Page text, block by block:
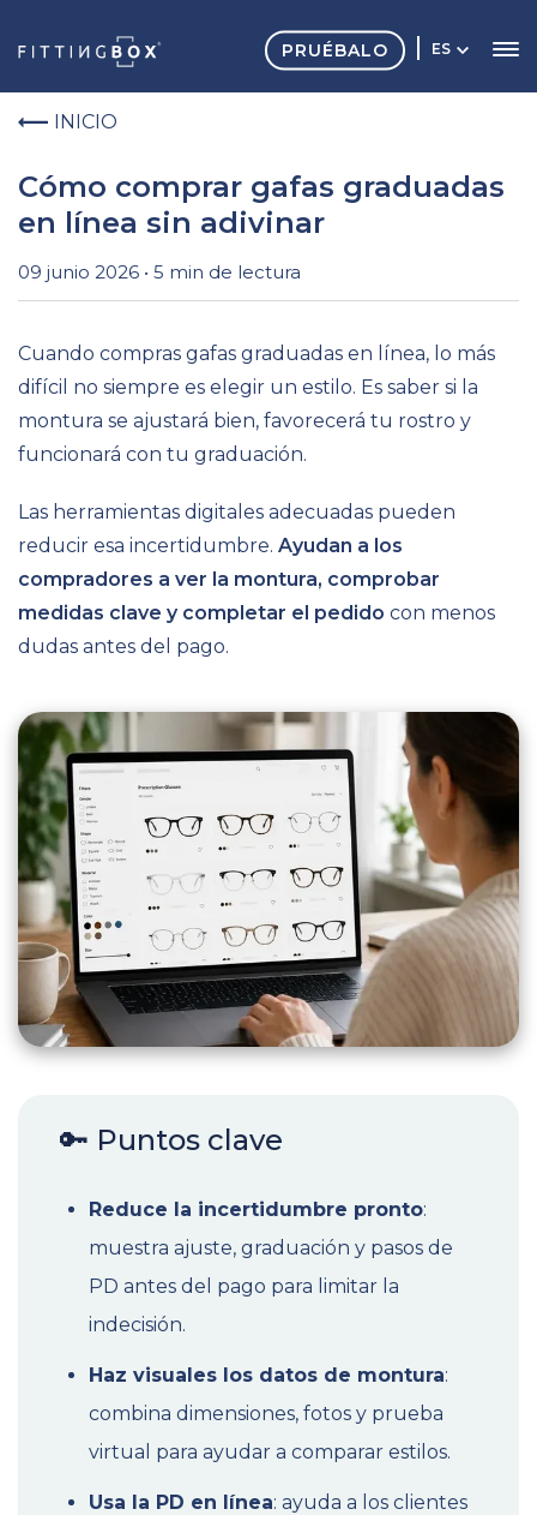
ES
PRUÉBALO
INICIO
Cómo comprar gafas graduadas
en línea sin adivinar
09 junio 2026 • 5 min de lectura
Cuando compras gafas graduadas en línea, lo más
difícil no siempre es elegir un estilo. Es saber si la
montura se ajustará bien, favorecerá tu rostro y
funcionará con tu graduación.
Las herramientas digitales adecuadas pueden
reducir esa incertidumbre. Ayudan a los
compradores a ver la montura, comprobar
medidas clave y completar el pedido con menos
dudas antes del pago.
🔑 Puntos clave
Reduce la incertidumbre pronto:
muestra ajuste, graduación y pasos de
PD antes del pago para limitar la
indecisión.
Haz visuales los datos de montura:
combina dimensiones, fotos y prueba
virtual para ayudar a comparar estilos.
Usa la PD en línea: ayuda a los clientes